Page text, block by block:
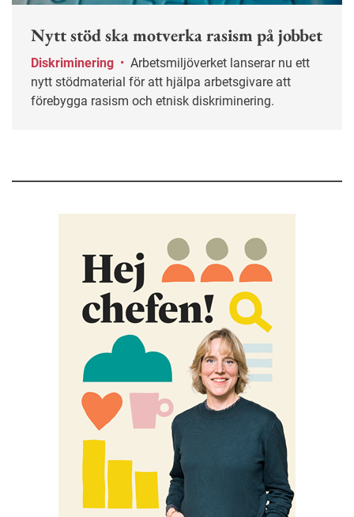
Nytt stöd ska motverka rasism på jobbet
Diskriminering •
nytt stödmaterial för att hjälpa arbetsgivare att
förebygga rasism och etnisk diskriminering.